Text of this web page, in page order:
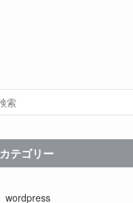
カテゴリー
wordpress